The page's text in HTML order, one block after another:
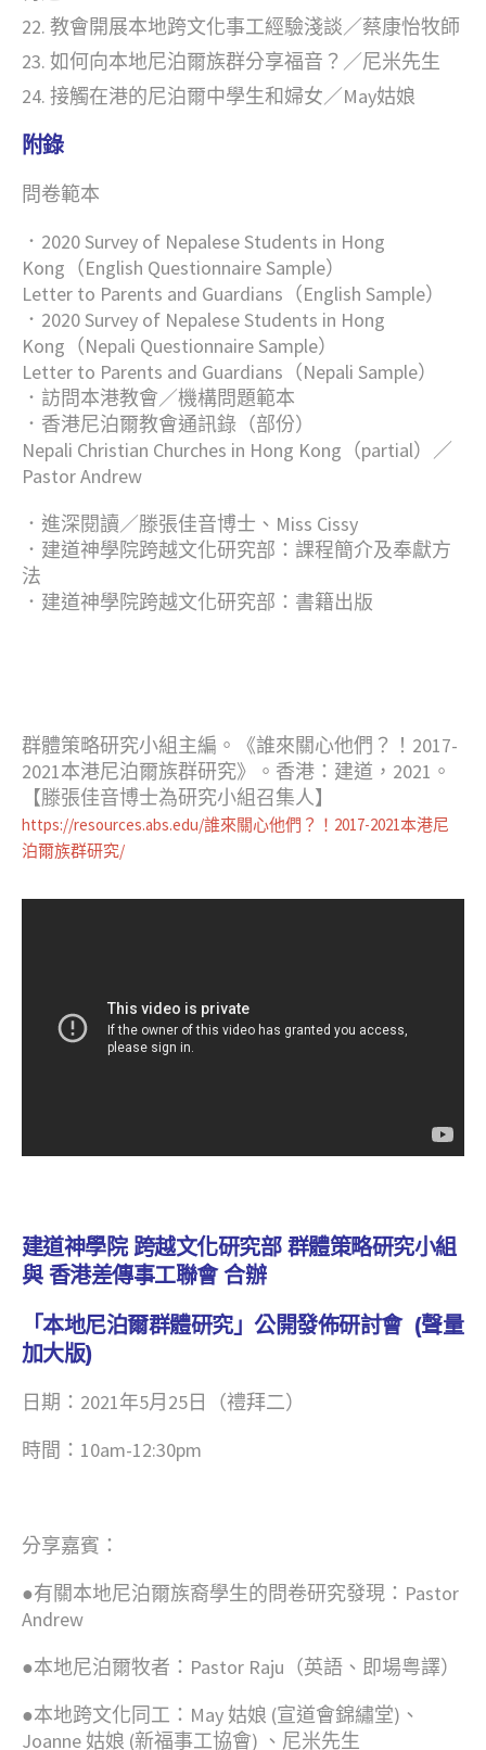
教會開展本地跨文化事工經驗淺談／蔡康怡牧師
如何向本地尼泊爾族群分享福音？／尼米先生
接觸在港的尼泊爾中學生和婦女／May姑娘
附錄
問卷範本
．2020 Survey of Nepalese Students in Hong
Kong（English Questionnaire Sample）
Letter to Parents and Guardians（English Sample）
．2020 Survey of Nepalese Students in Hong
Kong（Nepali Questionnaire Sample）
Letter to Parents and Guardians（Nepali Sample）
．訪問本港教會／機構問題範本
．香港尼泊爾教會通訊錄（部份）
Nepali Christian Churches in Hong Kong（partial）／
Pastor Andrew
．進深閱讀／滕張佳音博士、Miss Cissy
．建道神學院跨越文化研究部：課程簡介及奉獻方
法
．建道神學院跨越文化研究部：書籍出版
群體策略研究小組主編。《誰來關心他們？！2017-
2021本港尼泊爾族群研究》。香港：建道，2021。
【滕張佳音博士為研究小組召集人】
https://resources.abs.edu/誰來關心他們？！2017-2021本港尼
泊爾族群研究/
建道神學院 跨越文化研究部 群體策略研究小組
與 香港差傳事工聯會 合辦
「本地尼泊爾群體研究」公開發佈研討會 (聲量
加大版)
日期：2021年5月25日（禮拜二）
時間：10am-12:30pm
分享嘉賓：
●有關本地尼泊爾族裔學生的問卷研究發現：Pastor
Andrew
●本地尼泊爾牧者：Pastor Raju（英語、即場粤譯）
●本地跨文化同工：May 姑娘 (宣道會錦繡堂)、
Joanne 姑娘 (新福事工協會) 、尼米先生